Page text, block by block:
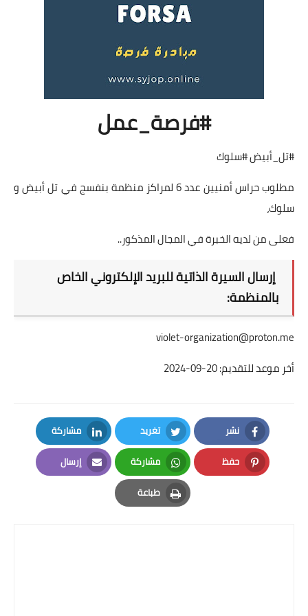
#فرصة_عمل
#تل_أبيض #سلوك
مطلوب حراس أمنيين عدد 6 لمراكز منظمة بنفسج في تل أبيض و
سلوك،
فعلى من لديه الخبرة في المجال المذكور..
إرسال السيرة الذاتية للبريد الإلكتروني الخاص
بالمنظمة:
violet-organization@proton.me
أخر موعد للتقديم: 20-09-2024
نشر
Facebook
تغريد
Twitter
مشاركة
LinkedIn
حفظ
Pinterest
مشاركة
Whatsapp
إرسال
Email
طباعة
Print